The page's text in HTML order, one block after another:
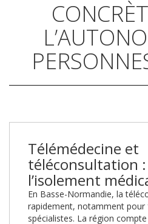
Télémédecine et
téléconsultation
l’isolement
En Basse-Normandie, la
rapidement, notamment pour
spécialistes. La région